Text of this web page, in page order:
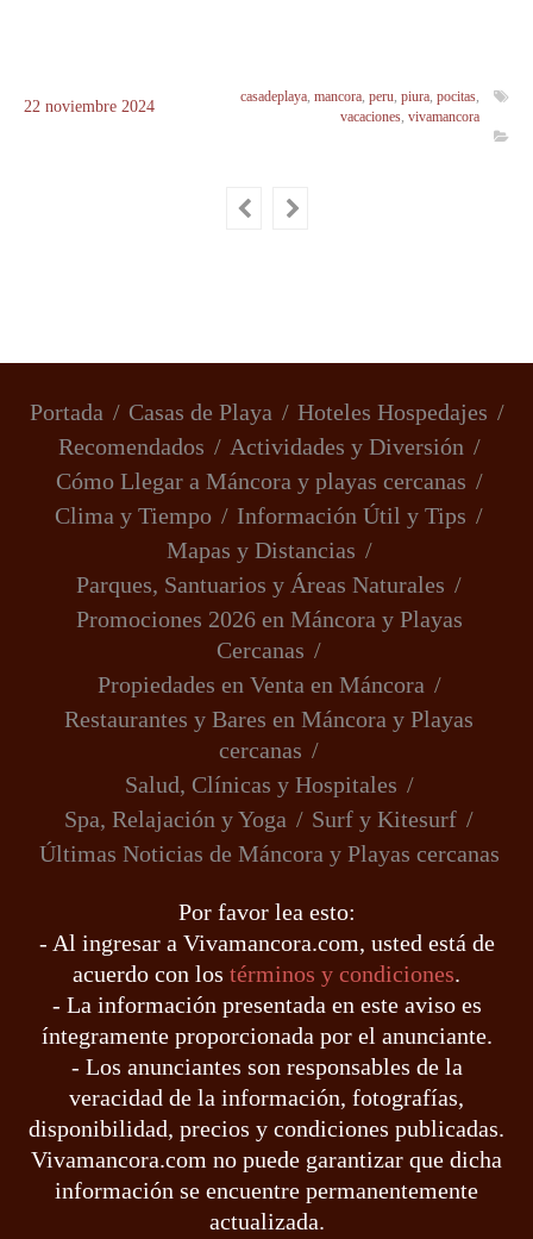
22 noviembre 2024
casadeplaya, mancora, peru, piura, pocitas,
vacaciones, vivamancora
Portada Casas de Playa
Hoteles Hospedajes
Recomendados
Actividades y Diversión
Cómo Llegar a Máncora y playas cercanas
Clima y Tiempo
Información Útil y Tips
Mapas y Distancias
Parques, Santuarios y Áreas Naturales
Promociones 2026 en Máncora y Playas
Cercanas
Propiedades en Venta en Máncora
Restaurantes y Bares en Máncora y Playas
cercanas
Salud, Clínicas y Hospitales
Spa, Relajación y Yoga
Surf y Kitesurf
Últimas Noticias de Máncora y Playas cercanas
Por favor lea esto:
- Al ingresar a Vivamancora.com, usted está de
acuerdo con los términos y condiciones.
- La información presentada en este aviso es
íntegramente proporcionada por el anunciante.
- Los anunciantes son responsables de la
veracidad de la información, fotografías,
disponibilidad, precios y condiciones publicadas.
Vivamancora.com no puede garantizar que dicha
información se encuentre permanentemente
actualizada.